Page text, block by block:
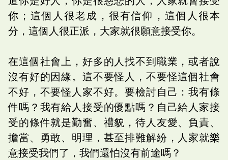
你；這個人很老成，很有信仰，這個人很本
分，這個人很正派，大家就很願意接受你。
在這個社會上，好多的人找不到職業，或者說
沒有好的因緣。這不要怪人，不要怪這個社會
不好，不要怪人家不好。要檢討自己：我有條
件嗎？我有給人接受的優點嗎？自己給人家接
受的條件就是勤奮、禮貌，待人友愛、負責、
擔當、勇敢、明理，甚至排難解紛，人家就樂
意接受我們了，我們還怕沒有前途嗎？